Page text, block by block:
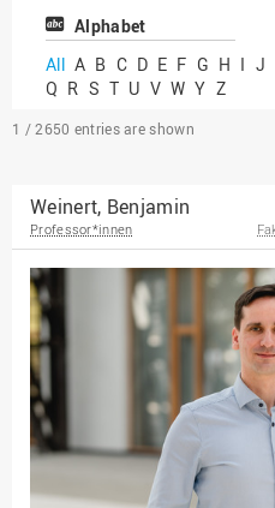
Center for International
Chancengerechtigkeit
eLearning Competence
EU-Büro
Fakultät
Agrarwissenschaften und
Landschaftsarchitektur
Fakultät
Ingenieurwissenschaften
und Informatik
Fakultät Management,
Kultur und Technik
Fakultät Wirtschafts- und
Sozialwissenschaften
Alphabet
All A B C D E F G H I J
Q R S T U V W Y Z
1 / 2650 entries are shown
Weinert, Benjamin
Professor*innen